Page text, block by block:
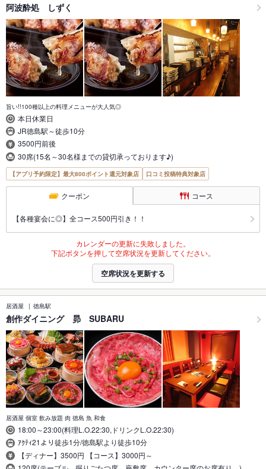
阿波酔処 しずく
旨い!!100種以上の料理メニューが大人気◎
本日休業日
JR徳島駅～徒歩10分
3500円前後
30席(15名～30名様までの貸切承っております♪)
【アプリ予約限定】最大800ポイント還元対象店 口コミ投稿特典対象店
クーポン コース
【各種宴会に◎】全コース500円引き！！
カレンダーの更新に失敗しました。
下記ボタンを押して空席状況を更新してください。
空席状況を更新する
居酒屋 徳島駅
創作ダイニング 昴 SUBARU
居酒屋 個室 飲み放題 肉 徳島 魚 和食
18:00～23:00(料理L.O.22:30,ドリンクL.O.22:30)
ｱｸﾃｨ21より徒歩1分/徳島駅より徒歩10分
【ディナー】3500円 【コース】3000円～